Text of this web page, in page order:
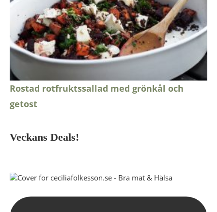
Rostad rotfruktssallad med grönkål och
getost
Veckans Deals!